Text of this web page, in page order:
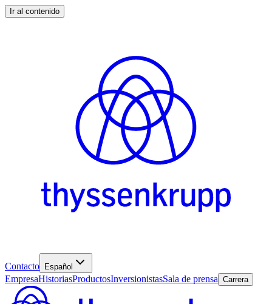
Ir al contenido
Contacto Español
EmpresaHistoriasProductosInversionistasSala de prensa Carrera